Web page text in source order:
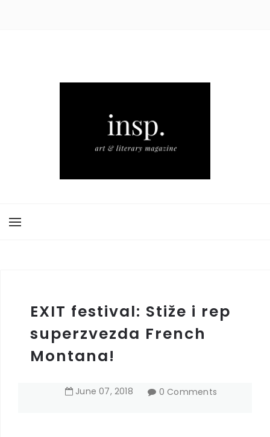
EXIT festival: Stiže i rep
superzvezda French
Montana!
June 07,2018 0 Comments